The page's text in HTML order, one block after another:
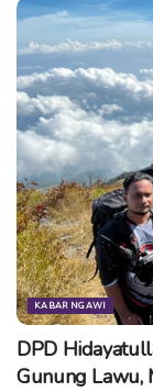
KABAR NGAWI
DPD
Gunung Lawu,